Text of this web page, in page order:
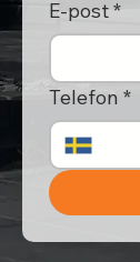
E-post*
Telefon *